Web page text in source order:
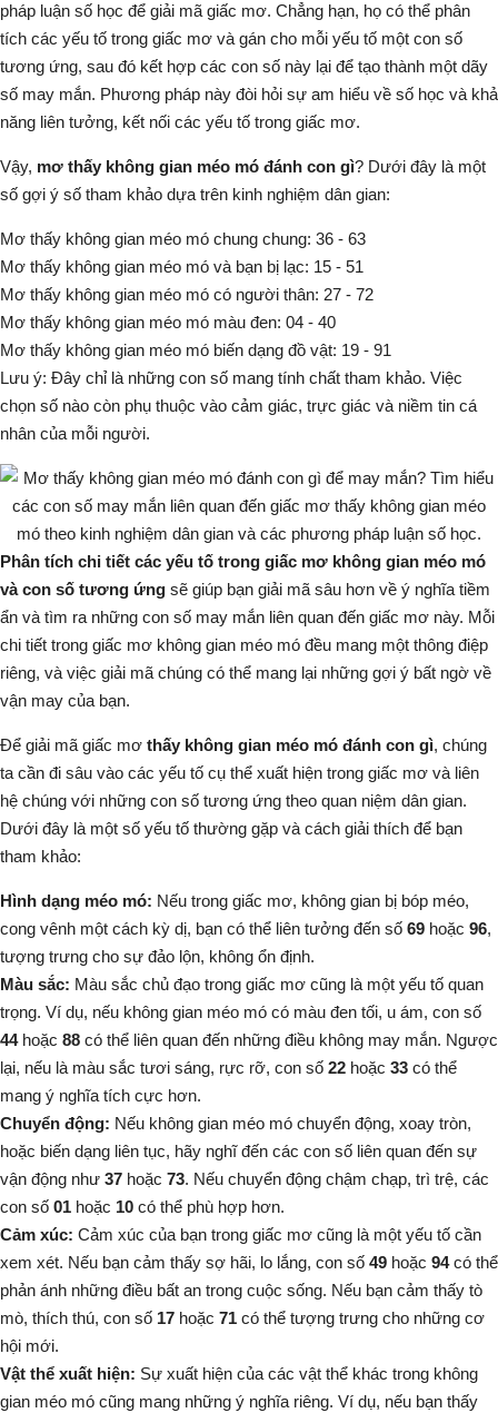
pháp luận số học để giải mã giấc mơ. Chẳng hạn, họ có thể phân
tích các yếu tố trong giấc mơ và gán cho mỗi yếu tố một con số
tương ứng, sau đó kết hợp các con số này lại để tạo thành một dãy
số may mắn. Phương pháp này đòi hỏi sự am hiểu về số học và khả
năng liên tưởng, kết nối các yếu tố trong giấc mơ.
Vậy, mơ thấy không gian méo mó đánh con gì? Dưới đây là một
số gợi ý số tham khảo dựa trên kinh nghiệm dân gian:
Mơ thấy không gian méo mó chung chung: 36 - 63
Mơ thấy không gian méo mó và bạn bị lạc: 15 - 51
Mơ thấy không gian méo mó có người thân: 27 - 72
Mơ thấy không gian méo mó màu đen: 04 - 40
Mơ thấy không gian méo mó biến dạng đồ vật: 19 - 91
Lưu ý: Đây chỉ là những con số mang tính chất tham khảo. Việc
chọn số nào còn phụ thuộc vào cảm giác, trực giác và niềm tin cá
nhân của mỗi người.
Phân tích chi tiết các yếu tố trong giấc mơ không gian méo mó
và con số tương ứng sẽ giúp bạn giải mã sâu hơn về ý nghĩa tiềm
ẩn và tìm ra những con số may mắn liên quan đến giấc mơ này. Mỗi
chi tiết trong giấc mơ không gian méo mó đều mang một thông điệp
riêng, và việc giải mã chúng có thể mang lại những gợi ý bất ngờ về
vận may của bạn.
Để giải mã giấc mơ thấy không gian méo mó đánh con gì, chúng
ta cần đi sâu vào các yếu tố cụ thể xuất hiện trong giấc mơ và liên
hệ chúng với những con số tương ứng theo quan niệm dân gian.
Dưới đây là một số yếu tố thường gặp và cách giải thích để bạn
tham khảo:
Hình dạng méo mó: Nếu trong giấc mơ, không gian bị bóp méo,
cong vênh một cách kỳ dị, bạn có thể liên tưởng đến số 69 hoặc 96,
tượng trưng cho sự đảo lộn, không ổn định.
Màu sắc: Màu sắc chủ đạo trong giấc mơ cũng là một yếu tố quan
trọng. Ví dụ, nếu không gian méo mó có màu đen tối, u ám, con số
44hoặc 88 có thể liên quan đến những điều không may mắn. Ngược
lại, nếu là màu sắc tươi sáng, rực rỡ, con số 22 hoặc 33 có thể
mang ý nghĩa tích cực hơn.
Chuyển động: Nếu không gian méo mó chuyển động, xoay tròn,
hoặc biến dạng liên tục, hãy nghĩ đến các con số liên quan đến sự
vận động như 37 hoặc 73. Nếu chuyển động chậm chạp, trì trệ, các
con số 01 hoặc 10 có thể phù hợp hơn.
Cảm xúc: Cảm xúc của bạn trong giấc mơ cũng là một yếu tố cần
xem xét. Nếu bạn cảm thấy sợ hãi, lo lắng, con số 49 hoặc 94có thể
phản ánh những điều bất an trong cuộc sống. Nếu bạn cảm thấy tò
mò, thích thú, con số 17 hoặc 71 có thể tượng trưng cho những cơ
hội mới.
Vật thể xuất hiện: Sự xuất hiện của các vật thể khác trong không
gian méo mó cũng mang những ý nghĩa riêng. Ví dụ, nếu bạn thấy